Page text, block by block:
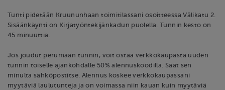
Tunti pidetään Kruununhaan toimitilassani osoitteessa Välikatu 2.
Sisäänkäynti on Kirjatyöntekijänkadun puolella. Tunnin kesto on
45 minuuttia.
Jos joudut perumaan tunnin, voit ostaa verkkokaupasta uuden
tunnin toiselle ajankohdalle 50% alennuskoodilla. Saat sen
minulta sähköpostitse. Alennus koskee verkkokaupassani
myytäviä laulutunteja ja on voimassa niin kauan kuin myytäviä